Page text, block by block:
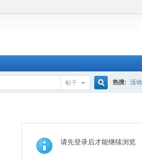
帖子
索
热搜: 活动
请先登录后才能继续浏览